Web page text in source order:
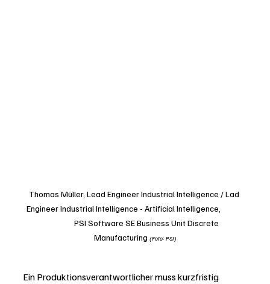
Thomas Müller, Lead Engineer Industrial Intelligence / Lad
Engineer Industrial Intelligence - Artificial Intelligence,
Manufacturing (Foto: PSI)
Ein Produktionsverantwortlicher muss kurzfristig